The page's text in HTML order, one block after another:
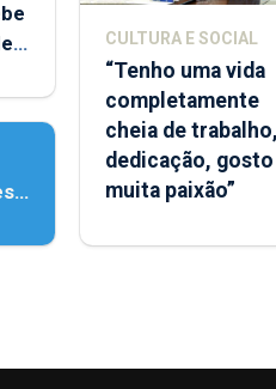
CULTURA E SOCIAL
“Tenho uma vida
completamente
cheia de trabalho,
dedicação, gosto
muita paixão”